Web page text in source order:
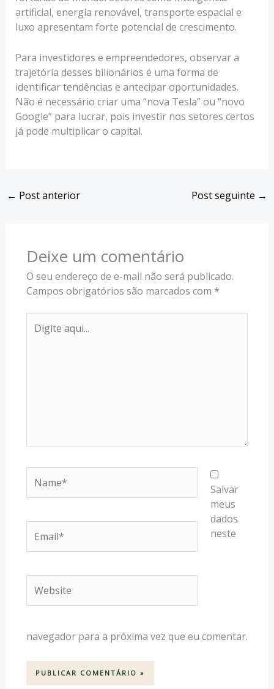
artificial, energia renovável, transporte espacial e
luxo apresentam forte potencial de crescimento.
Para investidores e empreendedores, observar a
trajetória desses bilionários é uma forma de
identificar tendências e antecipar oportunidades.
Não é necessário criar uma “nova Tesla” ou “novo
Google” para lucrar, pois investir nos setores certos
já pode multiplicar o capital.
← Post anterior Post seguinte →
Deixe um comentário
O seu endereço de e-mail não será publicado.
Campos obrigatórios são marcados com *
aqui...
Salvar
meus
dados
neste
navegador para a próxima vez que eu comentar.